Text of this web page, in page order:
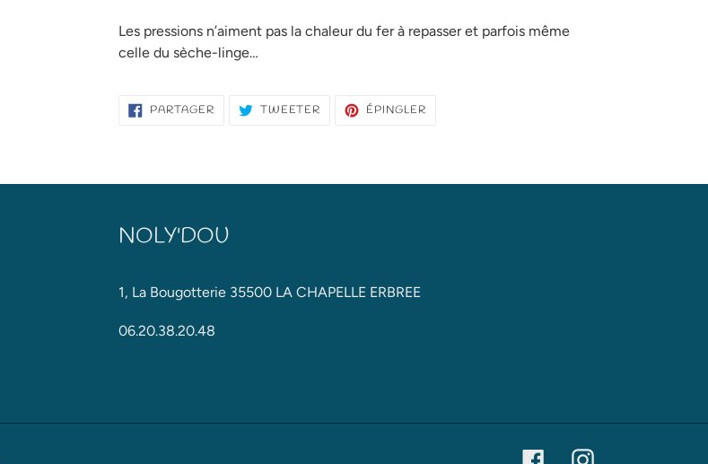
Les pressions n’aiment pas la chaleur du fer à repasser et parfois même
celle du sèche-linge…
PARTAGERPARTAGER
SUR
TWEETER TWEETERÉPINGLER
NOLY'DOU
1, La Bougotterie 35500 LA CHAPELLE ERBREE
06.20.38.20.48
FacebookInstagram